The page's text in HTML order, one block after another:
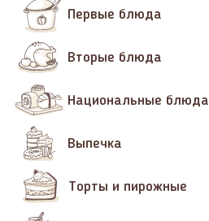
Первые блюда
Вторые блюда
Национальные блюда
Выпечка
Торты и пирожные